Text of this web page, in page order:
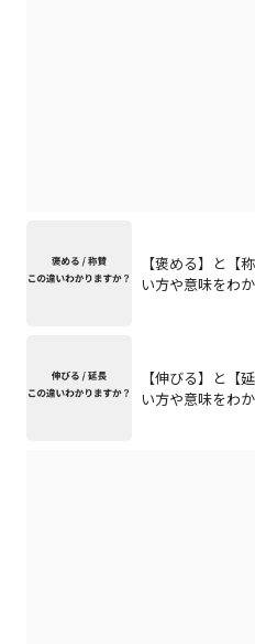
【褒める】と【
い方や意味をわ
【伸びる】と【
い方や意味をわ